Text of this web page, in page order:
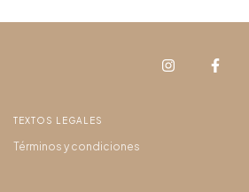
TEXTOS LEGALES
Términos y condiciones